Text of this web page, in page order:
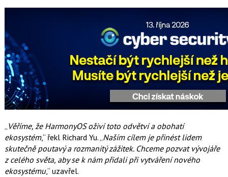
„Věříme, že HarmonyOS oživí toto odvětví a obohatí
ekosystém,“ řekl Richard Yu. „Naším cílem je přinést lidem
skutečně poutavý a rozmanitý zážitek. Chceme pozvat vývojáře
z celého světa, aby se k nám přidali při vytváření nového
ekosystému,“ uzavřel.